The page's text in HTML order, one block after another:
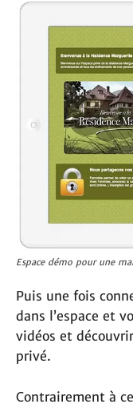
Espace démo pour une
Puis une fois
dans l’espace et
vidéos et
privé.
Contrairement à